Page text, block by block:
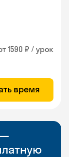
1590 ₽ / урок
время